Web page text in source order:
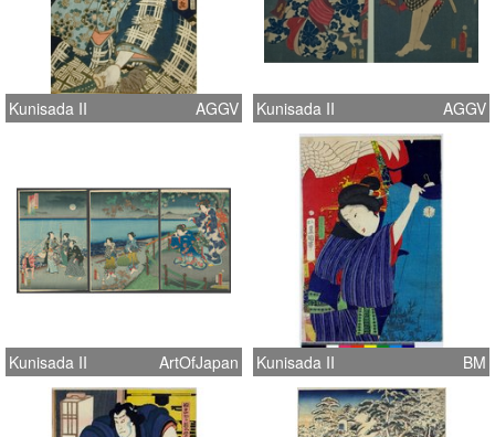
Kunisada II AGGV Kunisada II AGGV
Kunisada II ArtOfJapan Kunisada II BM